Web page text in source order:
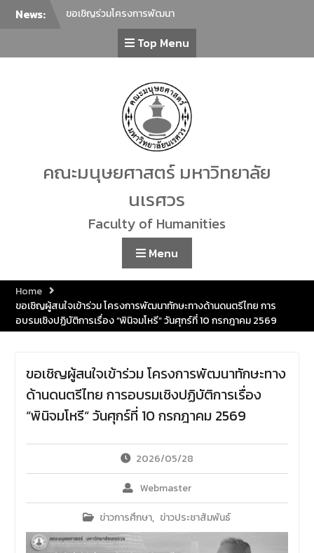
News:
ขอเชิญร่วมโครงการพัฒนา
ภาษาเพื่อยกระดับภาษาไทยสู่
นานาชาติ ครั้งที่ 2 ในหัวข้อ “การ
ล่าม การแปลภาษาไทยในฐานะ
ภาควิชาศิลปะการแสดง คณะ
มนุษยศาสตร์ มหาวิทยาลัย
นเรศวร ขอเชิญทุกท่านร่วมรับ
ชม การแสดงรำเดี่ยวมาตรฐาน
ทางด้านนาฏศิลป์ไทย ประจำปี
2569 โดยนิสิตชั้นปีที่ 4 สาขา
ขอเชิญเข้าร่วมกิจกรรม Lunch
Talk คณะมนุษยศาสตร์
คณะมนุษยศาสตร์ มหาวิทยาลัย
กิจกรรม “โครงการเชิดชูเกียรติ
ขอเชิญร่วมทำบุญตักบาตร
ข้าวสารอาหารแห้ง
เนื่องใน
มหาวิทยาลัยนเรศวร ด้วยการ
ร่วมทำบุญตักบาตรแด่พระภิกษุ
สงฆ์และสามเณร จำนวน 36 รูป
Top Menu
คณะมนุษยศาสตร์ มหาวิทยาลัย
นเรศวร
Faculty of Humanities
Menu
Home
ขอเชิญผู้สนใจเข้าร่วม โครงการพัฒนาทักษะทางด้านดนตรีไทย การ
อบรมเชิงปฏิบัติการเรื่อง “พินิจมโหรี“ วันศุกร์ที่ 10 กรกฎาคม 2569
ขอเชิญผู้สนใจเข้าร่วม โครงการพัฒนาทักษะทาง
ด้านดนตรีไทย การอบรมเชิงปฏิบัติการเรื่อง
“พินิจมโหรี“ วันศุกร์ที่ 10 กรกฎาคม 2569
2026/05/28
Webmaster
ข่าวการศึกษา, ข่าวประชาสัมพันธ์